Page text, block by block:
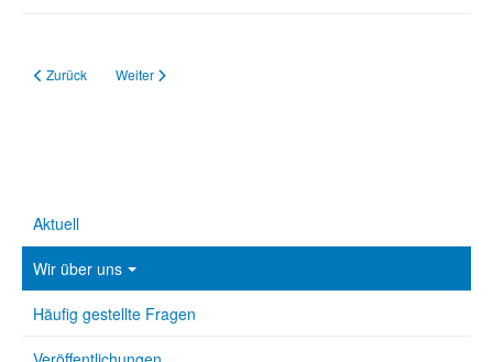
Vorheriger Beitrag: 42. Kölner Island-Kolloquium (2015)
Zurück Nächster Beitrag: 40. Kölner Island-Kolloquium (2013)
Weiter
Aktuell
Wir über uns
Häufig gestellte Fragen